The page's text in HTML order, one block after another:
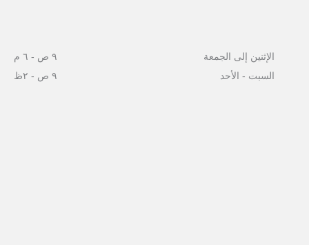
الإثنين إلى الجمعة
٩ ص - ٦ م
السبت - الأحد
٩ ص - ٢ظ